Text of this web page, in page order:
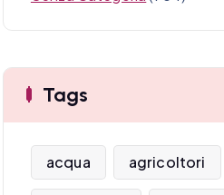
Tags
acqua agricoltori